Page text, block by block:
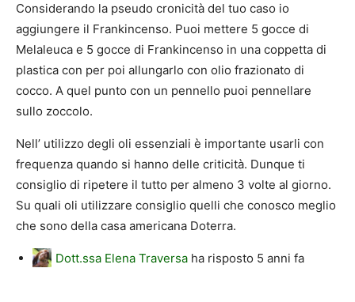
Considerando la pseudo cronicità del tuo caso io
aggiungere il Frankincenso. Puoi mettere 5 gocce di
Melaleuca e 5 gocce di Frankincenso in una coppetta di
plastica con per poi allungarlo con olio frazionato di
cocco. A quel punto con un pennello puoi pennellare
sullo zoccolo.
Nell’ utilizzo degli oli essenziali è importante usarli con
frequenza quando si hanno delle criticità. Dunque ti
consiglio di ripetere il tutto per almeno 3 volte al giorno.
Su quali oli utilizzare consiglio quelli che conosco meglio
che sono della casa americana Doterra.
Dott.ssa Elena Traversa ha risposto 5 anni fa